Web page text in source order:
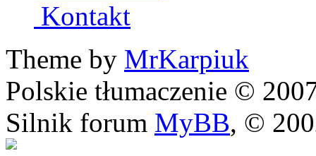
Kontakt
Theme by MrKarpiuk
Polskie tłumaczenie ©
Silnik forum MyBB, ©